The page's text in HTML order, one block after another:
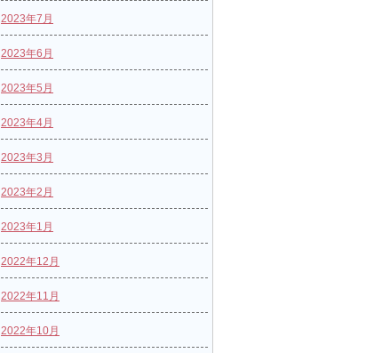
2023年7月
2023年6月
2023年5月
2023年4月
2023年3月
2023年2月
2023年1月
2022年12月
2022年11月
2022年10月